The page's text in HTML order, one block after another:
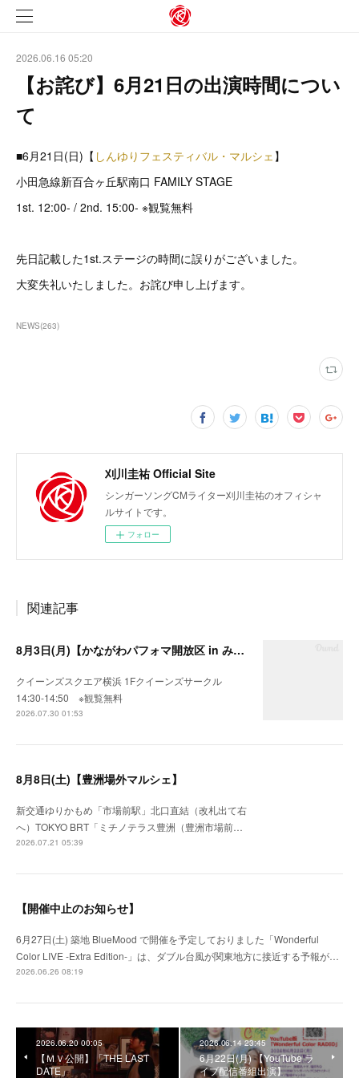
2026.06.16 05:20
【お詫び】6月21日の出演時間につい
て
■6月21日(日)【 しんゆりフェスティバル・マルシェ 】
小田急線新百合ヶ丘駅南口 FAMILY STAGE
1st. 12:00- / 2nd. 15:00- ※観覧無料
先日記載した1st.ステージの時間に誤りがございました。
大変失礼いたしました。お詫び申し上げます。
NEWS(263)
刈川圭祐 Official Site
シンガーソングCMライター刈川圭祐のオフィシャ
ルサイトです。
フォロー
関連記事
8月3日(月)【かながわパフォマ開放区 in みなとみらい】
クイーンズスクエア横浜 1Fクイーンズサークル
14:30-14:50 ※観覧無料
2026.07.30 01:53
8月8日(土)【豊洲場外マルシェ】
新交通ゆりかもめ「市場前駅」北口直結（改札出て右
へ）TOKYO BRT「ミチノテラス豊洲（豊洲市場前…
2026.07.21 05:39
【開催中止のお知らせ】
6月27日(土) 築地 BlueMood で開催を予定しておりました「Wonderful
Color LIVE -Extra Edition-」は、ダブル台風が関東地方に接近する予報が…
2026.06.26 08:19
2026.06.20 00:05
【ＭＶ公開】「THE LAST
DATE」
2026.06.14 23:45
6月22日(月) 【YouTube ラ
イブ配信番組出演】